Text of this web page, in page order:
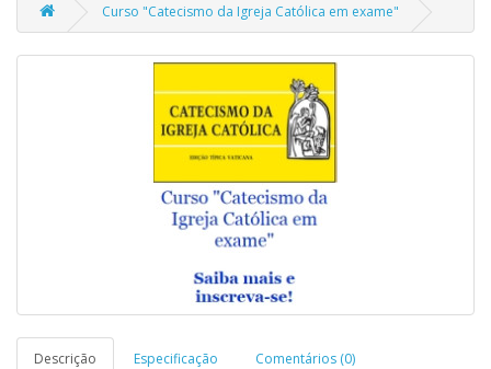
Curso "Catecismo da Igreja Católica em exame"
Descrição Especificação Comentários (0)